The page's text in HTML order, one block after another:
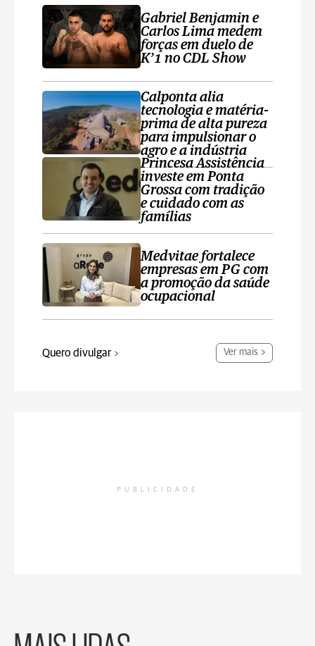
Gabriel Benjamin e
Carlos Lima medem
forças em duelo de
K’1 no CDL Show
Calponta alia
tecnologia e matéria-
prima de alta pureza
para impulsionar o
agro e a indústria
Princesa Assistência
investe em Ponta
Grossa com tradição
e cuidado com as
famílias
Medvitae fortalece
empresas em PG com
a promoção da saúde
ocupacional
Quero divulgar Ver mais
PUBLICIDADE